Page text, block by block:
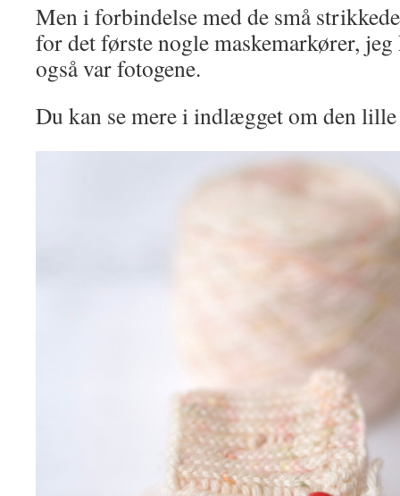
Men i forbindelse med de små
for det første nogle maskemarkører,
også var fotogene.
Du kan se mere i indlægget om den